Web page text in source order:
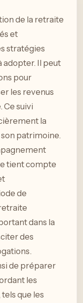
de la retraite
et
stratégies
adopter. Il peut
pour
les revenus
Ce suivi
la
patrimoine.
tient compte
de
dans la
des
de préparer
les
que les